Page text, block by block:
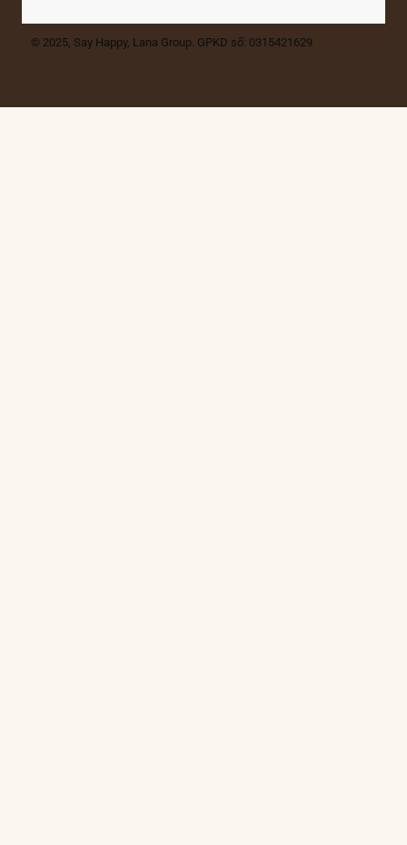
© 2025, Say Happy, Lana Group. GPKD số: 0315421629